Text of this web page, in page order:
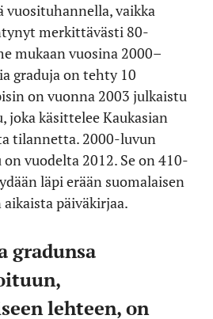
vuosituhannella, vaikka
merkittävästi 80-
mukaan vuosina 2000–
graduja on tehty 10
on vuonna 2003 julkaistu
joka käsittelee Kaukasian
tilannetta. 2000-luvun
vuodelta 2012. Se on 410-
läpi erään suomalaisen
päiväkirjaa.
gradunsa
lehteen, on